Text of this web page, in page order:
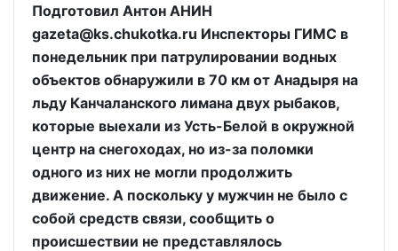
Подготовил Антон АНИН
gazeta@ks.chukotka.ru Инспекторы ГИМС в
понедельник при патрулировании водных
объектов обнаружили в 70 км от Анадыря на
льду Канчаланского лимана двух рыбаков,
которые выехали из Усть-Белой в окружной
центр на снегоходах, но из-за поломки
одного из них не могли продолжить
движение. А поскольку у мужчин не было с
собой средств связи, сообщить о
происшествии не представлялось